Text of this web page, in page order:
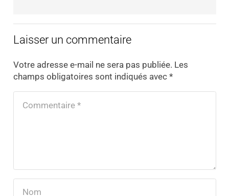
Laisser un commentaire
Votre adresse e-mail ne sera pas publiée. Les
champs obligatoires sont indiqués avec *